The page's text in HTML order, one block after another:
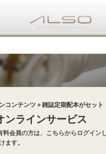
コンテンツ＋雑誌定期配本がセット
ンラインサービス
料会員の方は、こちらからログイン
ます。